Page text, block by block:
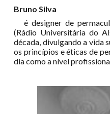
Bruno Silva
é designer de
(Rádio Universitária do
década, divulgando a vida
os princípios e éticas de
dia como a nível